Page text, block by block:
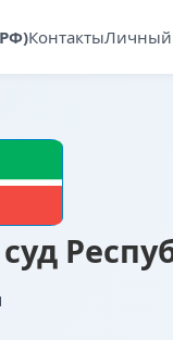
КонтактыЛичный